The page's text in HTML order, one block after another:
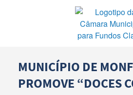
Termo de Pesquisa
MUNICÍPIO DE
PROMOVE “DOCES